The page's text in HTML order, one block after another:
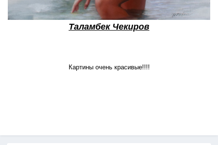
Таламбек Чекиров
Картины очень красивые!!!!